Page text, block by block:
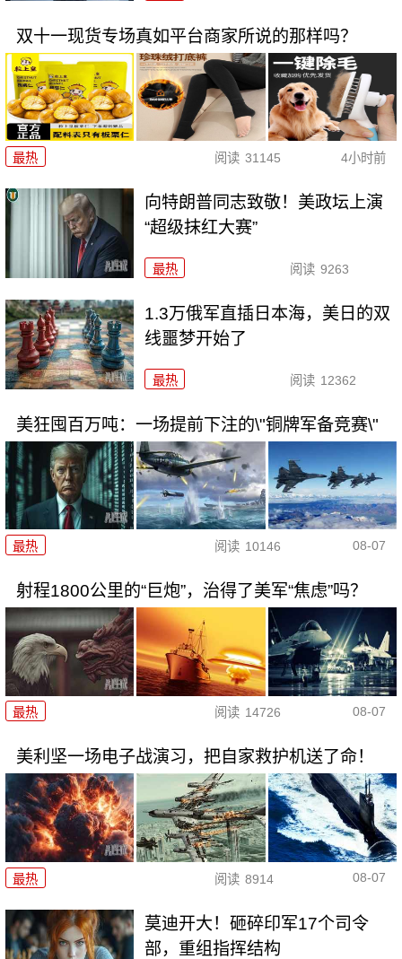
双十一现货专场真如平台商家所说的那样吗？
最热 阅读 31145 4小时前
向特朗普同志致敬！美政坛上演
“超级抹红大赛”
最热 阅读 9263
1.3万俄军直插日本海，美日的双
线噩梦开始了
最热 阅读 12362
美狂囤百万吨：一场提前下注的\"铜牌军备竞赛\"
最热 阅读 10146 08-07
射程1800公里的“巨炮”，治得了美军“焦虑”吗？
最热 阅读 14726 08-07
美利坚一场电子战演习，把自家救护机送了命！
最热 阅读 8914 08-07
莫迪开大！砸碎印军17个司令
部，重组指挥结构